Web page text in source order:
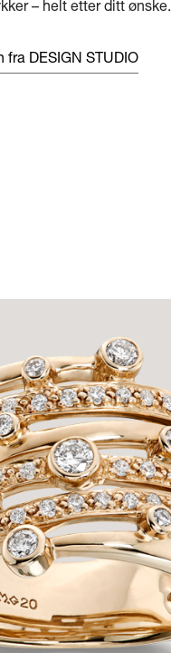
– helt etter ditt ønske.
fra DESIGN STUDIO